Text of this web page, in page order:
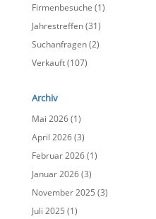
Firmenbesuche (1)
Jahrestreffen(31)
Suchanfragen(2)
Verkauft(107)
Archiv
Mai 2026(1)
April 2026(3)
Februar 2026(1)
Januar 2026(3)
November 2025 (3)
Juli 2025 (1)